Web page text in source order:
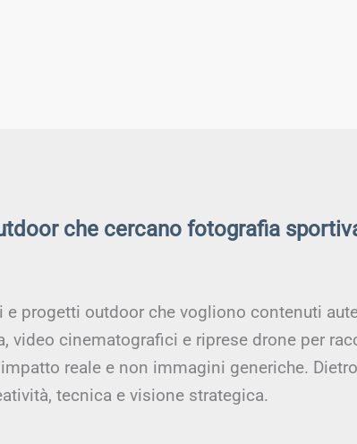
che cercano fotografia
e progetti outdoor che vogliono contenuti
video cinematografici e riprese drone per
reale e non immagini generiche. Dietro
tecnica e visione strategica.